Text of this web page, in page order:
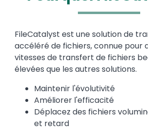
Text
FileCatalyst est une solution de
accéléré de fichiers, connue pour
vitesses de transfert de fichiers
élevées que les autres solutions.
Maintenir l'évolutivité
Améliorer l'efficacité
Déplacez des fichiers
et retard